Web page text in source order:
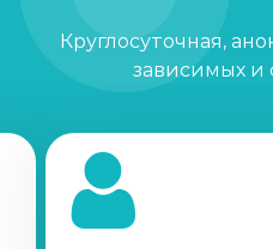
от 2 150 ₽
от 1 450 ₽
Капельница от похмелья
Круглосуточная,
зависимых и